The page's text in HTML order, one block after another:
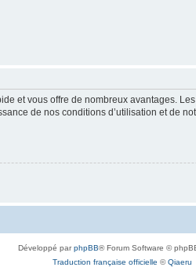
et vous offre de nombreux avantages.
de nos conditions d’utilisation et de
Développé parphpBB® Forum Software ©
Traduction française officielle ©Qiaeru